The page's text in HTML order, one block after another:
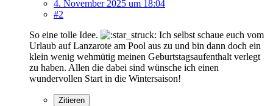
4. November 2025 um 18:04
#2
So eine tolle Idee.
Ich selbst schaue euch vom
Urlaub auf Lanzarote am Pool aus zu und bin dann doch ein
klein wenig wehmütig meinen Geburtstagsaufenthalt verlegt
zu haben. Allen die dabei sind wünsche ich einen
wundervollen Start in die Wintersaison!
Zitieren